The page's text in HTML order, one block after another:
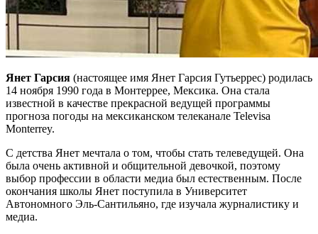
Янет Гарсия (настоящее имя Янет Гарсия Гутьеррес) родилась
14 ноября 1990 года в Монтеррее, Мексика. Она стала
известной в качестве прекрасной ведущей программы
прогноза погоды на мексиканском телеканале Televisa
Monterrey.
С детства Янет мечтала о том, чтобы стать телеведущей. Она
была очень активной и общительной девочкой, поэтому
выбор профессии в области медиа был естественным. После
окончания школы Янет поступила в Университет
Автономного Эль-Сантильяно, где изучала журналистику и
медиа.